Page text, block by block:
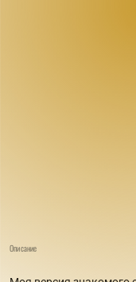
Описание